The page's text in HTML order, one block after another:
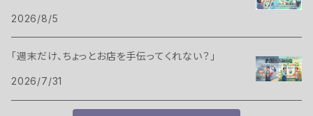
2026/8/5
「週末だけ、ちょっとお店を手伝ってくれない？」
2026/7/31